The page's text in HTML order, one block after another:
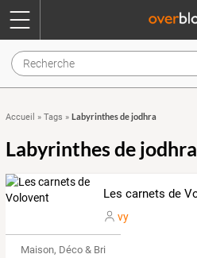
Accueil » Tags » Labyrinthes de jodhra
Labyrinthes de jodhra
vy
Maison, Déco & Bricolage